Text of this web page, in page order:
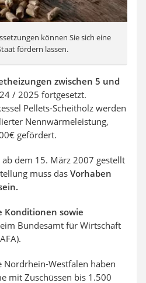
können Sie sich eine
fördern lassen.
zwischen 5 und
/ 2025 fortgesetzt.
Pellets-Scheitholz werden
Nennwärmeleistung,
gefördert.
dem 15. März 2007 gestellt
muss das Vorhaben
Konditionen sowie
Bundesamt für Wirtschaft
Nordrhein-Westfalen haben
mit Zuschüssen bis 1.500